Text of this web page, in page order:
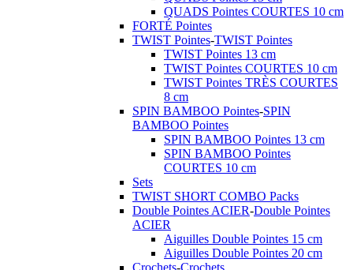
QUADS Pointes COURTES 10 cm
FORTÉ Pointes
TWIST Pointes-TWIST Pointes
TWIST Pointes 13 cm
TWIST Pointes COURTES 10 cm
TWIST Pointes TRÈS COURTES
8 cm
SPIN BAMBOO Pointes-SPIN
BAMBOO Pointes
SPIN BAMBOO Pointes 13 cm
SPIN BAMBOO Pointes
COURTES 10 cm
Sets
TWIST SHORT COMBO Packs
Double Pointes ACIER-Double Pointes
ACIER
Aiguilles Double Pointes 15 cm
Aiguilles Double Pointes 20 cm
Crochets-Crochets